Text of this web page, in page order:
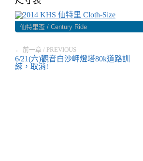
仙特里盃 / Century Ride
← 前一章 / PREVIOUS
6/21(六)觀音白沙岬燈塔80k道路訓
練，取消!